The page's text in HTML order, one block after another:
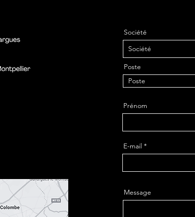
Société
Poste
Prénom
E-mail
Message